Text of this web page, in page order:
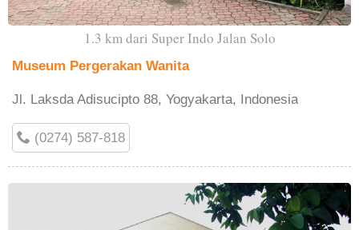
1.3 km dari Super Indo Jalan Solo
Museum Pergerakan Wanita
Jl. Laksda Adisucipto 88, Yogyakarta, Indonesia
(0274) 587-818